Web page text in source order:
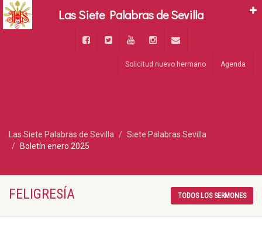
Solicitud nuevo hermano Agenda
Las Siete Palabras de Sevilla
Siete Palabras Sevilla
Boletín enero 2025
FELIGRESÍA TODOS LOS SERMONES
Las Siete Palabras de Sevilla